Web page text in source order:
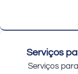
Serviços
Serviços